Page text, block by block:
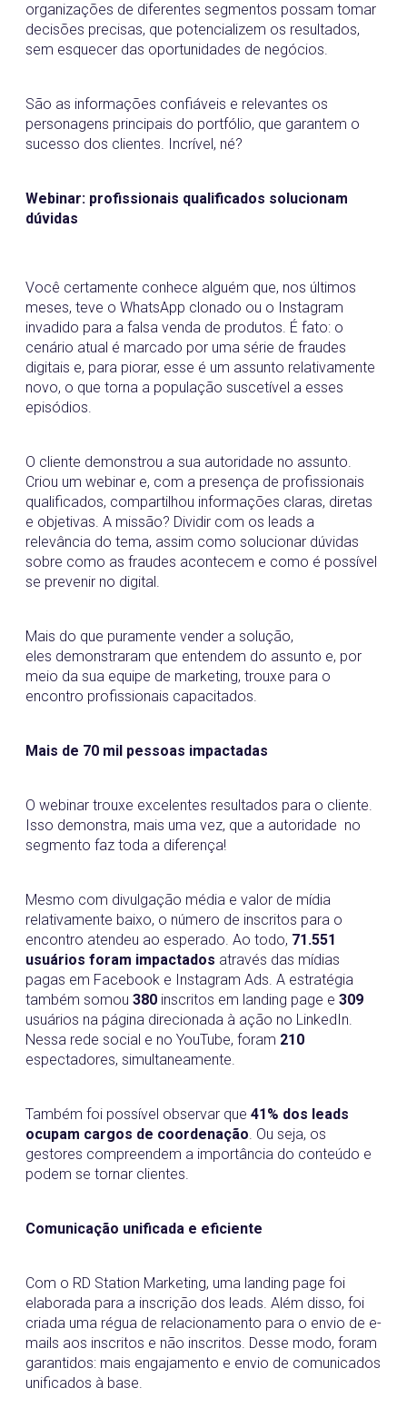
organizações de diferentes segmentos possam tomar
decisões precisas, que potencializem os resultados,
sem esquecer das oportunidades de negócios.
São as informações confiáveis e relevantes os
personagens principais do portfólio, que garantem o
sucesso dos clientes. Incrível, né?
Webinar: profissionais qualificados solucionam
dúvidas
Você certamente conhece alguém que, nos últimos
meses, teve o WhatsApp clonado ou o Instagram
invadido para a falsa venda de produtos. É fato: o
cenário atual é marcado por uma série de fraudes
digitais e, para piorar, esse é um assunto relativamente
novo, o que torna a população suscetível a esses
episódios.
O cliente demonstrou a sua autoridade no assunto.
Criou um webinar e, com a presença de profissionais
qualificados, compartilhou informações claras, diretas
e objetivas. A missão? Dividir com os leads a
relevância do tema, assim como solucionar dúvidas
sobre como as fraudes acontecem e como é possível
se prevenir no digital.
Mais do que puramente vender a solução,
eles demonstraram que entendem do assunto e, por
meio da sua equipe de marketing, trouxe para o
encontro profissionais capacitados.
Mais de 70 mil pessoas impactadas
O webinar trouxe excelentes resultados para o cliente.
Isso demonstra, mais uma vez, que a autoridade no
segmento faz toda a diferença!
Mesmo com divulgação média e valor de mídia
relativamente baixo, o número de inscritos para o
encontro atendeu ao esperado. Ao todo, 71.551
usuários foram impactados através das mídias
pagas em Facebook e Instagram Ads. A estratégia
também somou 380 inscritos em landing page e 309
usuários na página direcionada à ação no LinkedIn.
Nessa rede social e no YouTube, foram 210
espectadores, simultaneamente.
Também foi possível observar que 41% dos leads
ocupam cargos de coordenação. Ou seja, os
gestores compreendem a importância do conteúdo e
podem se tornar clientes.
Comunicação unificada e eficiente
Com o RD Station Marketing, uma landing page foi
elaborada para a inscrição dos leads. Além disso, foi
criada uma régua de relacionamento para o envio de e-
mails aos inscritos e não inscritos. Desse modo, foram
garantidos: mais engajamento e envio de comunicados
unificados à base.